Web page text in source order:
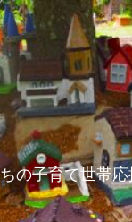
の子育て世帯